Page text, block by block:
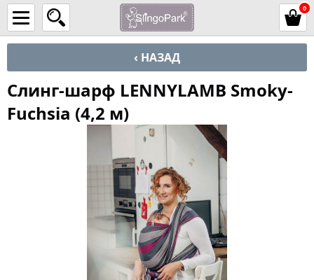
0
‹ НАЗАД
Слинг-шарф LENNYLAMB Smoky-
Fuchsia (4,2 м)